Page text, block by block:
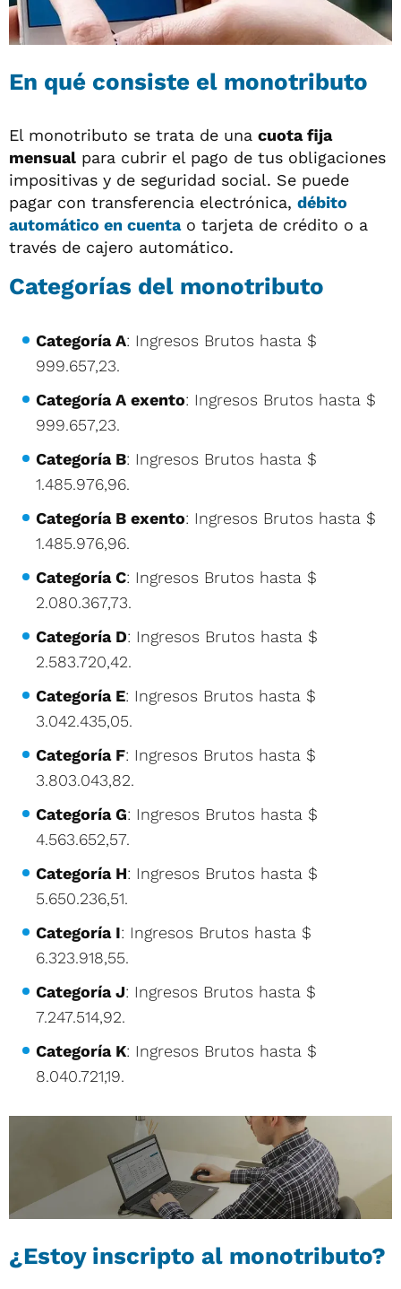
En qué consiste el monotributo
El monotributo se trata de una cuota fija
mensual para cubrir el pago de tus obligaciones
impositivas y de seguridad social. Se puede
pagar con transferencia electrónica, débito
automático en cuentao tarjeta de crédito o a
través de cajero automático.
Categorías del monotributo
Categoría A: Ingresos Brutos hasta $
999.657,23.
Categoría A exento: Ingresos Brutos hasta $
999.657,23.
Categoría B: Ingresos Brutos hasta $
1.485.976,96.
Categoría B exento: Ingresos Brutos hasta $
1.485.976,96.
Categoría C: Ingresos Brutos hasta $
2.080.367,73.
Categoría D: Ingresos Brutos hasta $
2.583.720,42.
Categoría E: Ingresos Brutos hasta $
3.042.435,05.
Categoría F: Ingresos Brutos hasta $
3.803.043,82.
Categoría G: Ingresos Brutos hasta $
4.563.652,57.
Categoría H: Ingresos Brutos hasta $
5.650.236,51.
Categoría I: Ingresos Brutos hasta $
6.323.918,55.
Categoría J: Ingresos Brutos hasta $
7.247.514,92.
Categoría K: Ingresos Brutos hasta $
8.040.721,19.
¿Estoy inscripto al monotributo?